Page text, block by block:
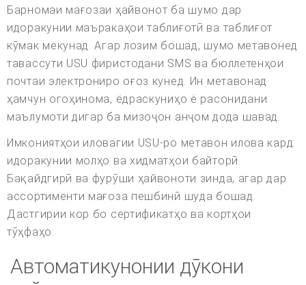
Барномаи мағозаи ҳайвонот ба шумо дар
идоракунии маъракаҳои таблиғотӣ ва таблиғот
кӯмак мекунад. Агар лозим бошад, шумо метавонед
тавассути USU фиристодани SMS ва бюллетенҳои
почтаи электрониро оғоз кунед. Ин метавонад
ҳамчун огоҳинома, ёдраскуниҳо ё расонидани
маълумоти дигар ба мизоҷон анҷом дода шавад.
Имкониятҳои иловагии USU-ро метавон илова кард:
идоракунии молҳо ва хидматҳои байторӣ.
Бақайдгирӣ ва фурӯши ҳайвоноти зинда, агар дар
ассортименти мағоза пешбинӣ шуда бошад.
Дастгирии кор бо сертификатҳо ва кортҳои
тӯҳфаҳо.
Автоматикунонии дӯкони